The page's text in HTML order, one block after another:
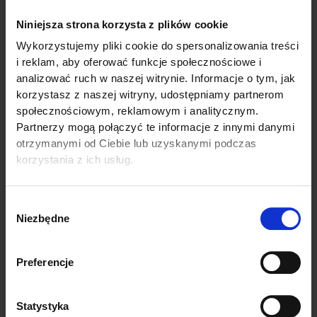
Niniejsza strona korzysta z plików cookie
Wykorzystujemy pliki cookie do spersonalizowania treści
i reklam, aby oferować funkcje społecznościowe i
analizować ruch w naszej witrynie. Informacje o tym, jak
korzystasz z naszej witryny, udostępniamy partnerom
społecznościowym, reklamowym i analitycznym.
Partnerzy mogą połączyć te informacje z innymi danymi
otrzymanymi od Ciebie lub uzyskanymi podczas
korzystania z ich usług.
zgody
Niezbędne
Preferencje
Statystyka